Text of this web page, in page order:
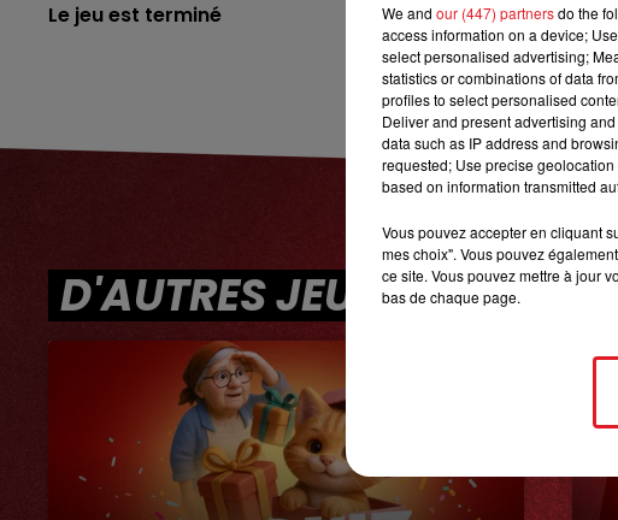
Le jeu est terminé
D'AUTRES JEUX
We and our (447) partnersdo the
access information on a device;
select personalised advertising;
statistics or combinations of data
profiles to select personalised
Deliver and present advertising
data such as IP address and
requested; Use precise
based on information transmitted
Vous pouvez accepter en cliquant
mes choix". Vous pouvez
ce site. Vous pouvez mettre à jour
bas de chaque page.